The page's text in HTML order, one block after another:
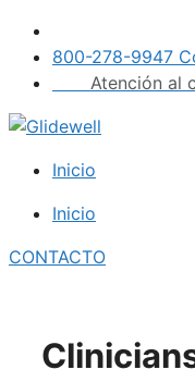
Saltar
contenido
800-278-9947
Atención al
Inicio
Inicio
CONTACTO